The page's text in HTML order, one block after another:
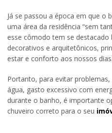
Já se passou a época em que o
uma área da residência “sem
esse cômodo tem se
decorativos e arquitetônicos,
estar e conforto aos nossos dias.
Portanto, para evitar
água, gasto excessivo com
durante o banho, é importante
chuveiro correto para o seu